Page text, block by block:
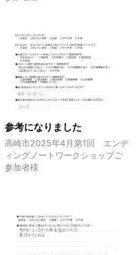
参考になりました
高崎市2025年4月第1回 エンデ
ィングノートワークショップご
参加者様